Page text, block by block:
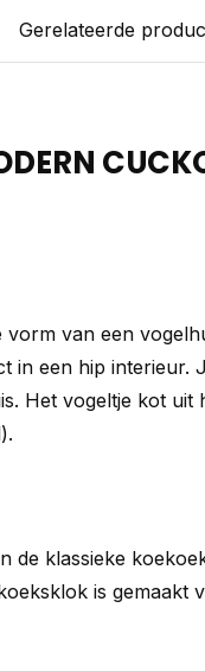
Gerelateerde
van een
in een hip interieur.
Het vogeltje kot uit
de klassieke
is gemaakt